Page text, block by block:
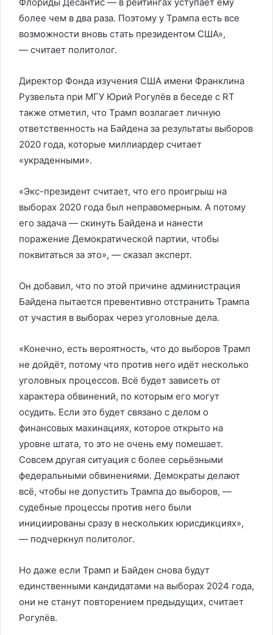
более чем в два раза. Поэтому у Трампа есть все
возможности вновь стать президентом США»,
— считает политолог.
Директор Фонда изучения США имени Франклина
Рузвельта при МГУ Юрий Рогулёв в беседе с RT
также отметил, что Трамп возлагает личную
ответственность на Байдена за результаты выборов
2020 года, которые миллиардер считает
«украденными».
«Экс-президент считает, что его проигрыш на
выборах 2020 года был неправомерным. А потому
его задача — скинуть Байдена и нанести
поражение Демократической партии, чтобы
поквитаться за это», — сказал эксперт.
Он добавил, что по этой причине администрация
Байдена пытается превентивно отстранить Трампа
от участия в выборах через уголовные дела.
«Конечно, есть вероятность, что до выборов Трамп
не дойдёт, потому что против него идёт несколько
уголовных процессов. Всё будет зависеть от
характера обвинений, по которым его могут
осудить. Если это будет связано с делом о
финансовых махинациях, которое открыто на
уровне штата, то это не очень ему помешает.
Совсем другая ситуация с более серьёзными
федеральными обвинениями. Демократы делают
всё, чтобы не допустить Трампа до выборов, —
судебные процессы против него были
инициированы сразу в нескольких юрисдикциях»,
— подчеркнул политолог.
Но даже если Трамп и Байден снова будут
единственными кандидатами на выборах 2024 года,
они не станут повторением предыдущих, считает
Рогулёв.